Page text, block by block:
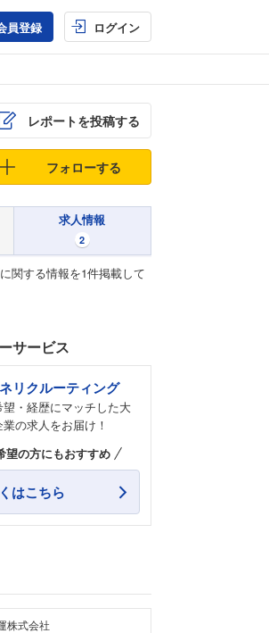
員登録 ログイン
レポートを投稿する
フォローする
求人情報
2
関する情報を1件掲載して
サービス
リクルーティング
・経歴にマッチした大
の求人をお届け！
望の方にもおすすめ
はこちら
株式会社